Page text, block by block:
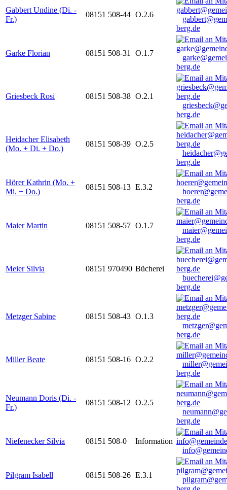
Gabbert Undine (Di. -
Fr.)
08151 508-44 O.2.6
berg.de
Garke Florian 08151 508-31 O.1.7
berg.de
Griesbeck Rosi 08151 508-38 O.2.1
berg.de
Heidacher Elisabeth
(Mo. + Di. + Do.)
08151 508-39 O.2.5
berg.de
Hörer Kathrin (Mo. +
Mi. + Do.)
08151 508-13 E.3.2
berg.de
Maier Martin 08151 508-57 O.1.7
berg.de
Meier Silvia 08151 970490 Bücherei
berg.de
Metzger Sabine 08151 508-43 O.1.3
berg.de
Miller Beate 08151 508-16 O.2.2
berg.de
Neumann Doris (Di. -
Fr.)
08151 508-12 O.2.5
berg.de
Niefenecker Silvia 08151 508-0
Information
Pilgram Isabell 08151 508-26 E.3.1